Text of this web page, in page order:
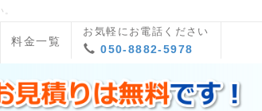
料金一覧
お気軽にお電話ください
050-8882-5978